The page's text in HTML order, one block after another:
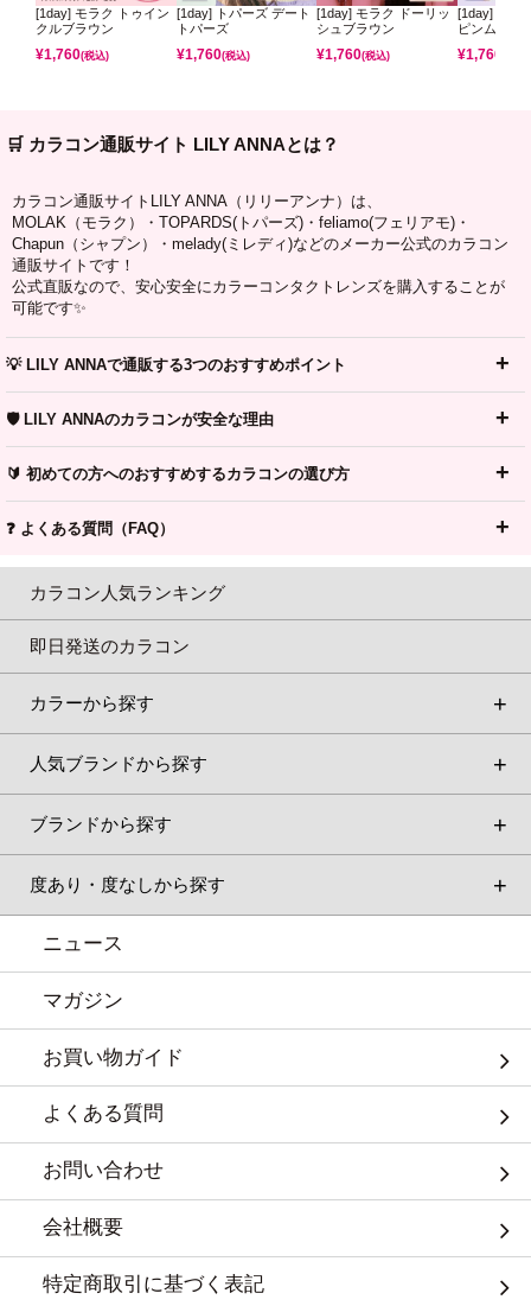
[1day] モラク トゥイン
クルブラウン
¥1,760(税込)
[1day] トパーズ デート
トパーズ
¥1,760(税込)
[1day] モラク ドーリッ
シュブラウン
¥1,760(税込)
[1day] ミレ
ピンムーン
¥1,760
🛒 カラコン通販サイト LILY ANNAとは？
カラコン通販サイトLILY ANNA（リリーアンナ）は、
MOLAK（モラク）・TOPARDS(トパーズ)・feliamo(フェリアモ)・
Chapun（シャプン）・melady(ミレディ)などのメーカー公式のカラコン
通販サイトです！
公式直販なので、安心安全にカラーコンタクトレンズを購入することが
可能です✨
💡 LILY ANNAで通販する3つのおすすめポイント
🛡️ LILY ANNAのカラコンが安全な理由
🔰 初めての方へのおすすめするカラコンの選び方
❓ よくある質問（FAQ）
カラコン人気ランキング
即日発送のカラコン
カラーから探す
人気ブランドから探す
ブランドから探す
度あり・度なしから探す
ニュース
マガジン
お買い物ガイド
よくある質問
お問い合わせ
会社概要
特定商取引に基づく表記